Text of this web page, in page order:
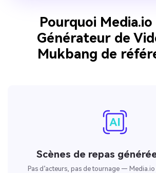
Pourquoi
Générateur de
Mukbang de
Scènes de repas
Pas d’acteurs, pas de tournage — Media.io